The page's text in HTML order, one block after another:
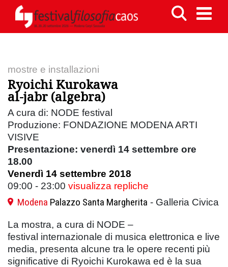
mostre e installazioni
Ryoichi Kurokawa
al-jabr (algebra)
A cura di: NODE festival
Produzione: FONDAZIONE MODENA ARTI
VISIVE
Presentazione: venerdì 14 settembre ore
18.00
Venerdì 14 settembre 2018
09:00 - 23:00 visualizza repliche
Modena Palazzo Santa Margherita - Galleria Civica
La mostra, a cura di NODE –
festival internazionale di musica elettronica e live
media, presenta alcune tra le opere recenti più
significative di Ryoichi Kurokawa ed è la sua